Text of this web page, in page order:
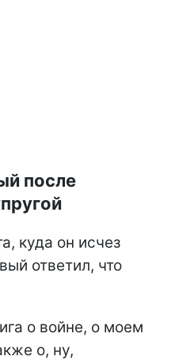
после
куда он исчез
ответил, что
о войне, о моем
о, ну,